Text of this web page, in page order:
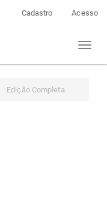
Cadastro Acesso
Toggle
Edição Completa